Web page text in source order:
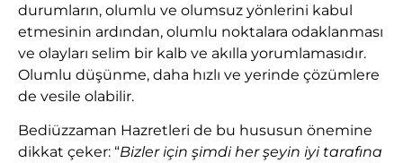
durumların, olumlu ve olumsuz yönlerini kabul
etmesinin ardından, olumlu noktalara odaklanması
ve olayları selim bir kalb ve akılla yorumlamasıdır.
Olumlu düşünme, daha hızlı ve yerinde çözümlere
de vesile olabilir.
Bediüzzaman Hazretleri de bu hususun önemine
dikkat çeker: “Bizler için şimdi her şeyin iyi tarafına